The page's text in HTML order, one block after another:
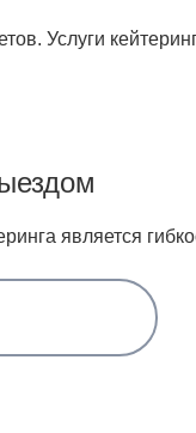
Услуги
является
по оказанию
посуду
частные
праздник в